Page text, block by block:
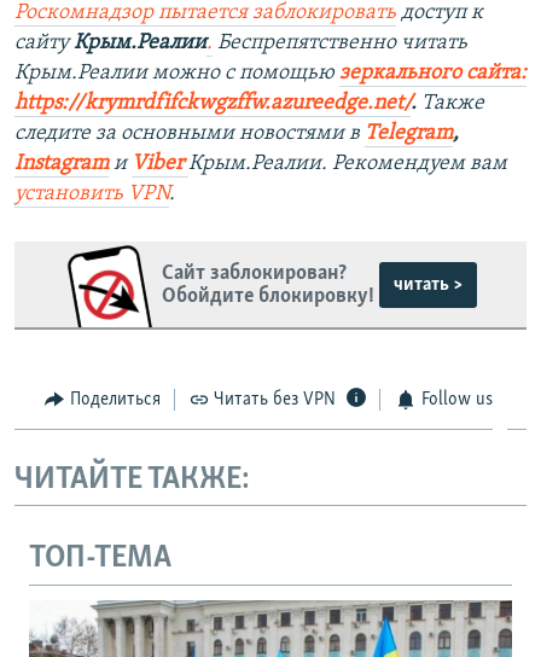
Роскомнадзор пытается заблокировать доступ к
сайтуКрым.Реалии. Беспрепятственно читать
Крым.Реалии можно с помощью зеркального сайта:
https://krymrdfifckwgzffw.azureedge.net/. ​ Также
следите за основными новостями в Telegram,
Instagram и ViberКрым.Реалии. Рекомендуем вам
установить VPN.
Сайт заблокирован?
Обойдите блокировку!
читать >
Поделиться Читать без VPN Follow us
ЧИТАЙТЕ ТАКЖЕ:
ТОП-ТЕМА